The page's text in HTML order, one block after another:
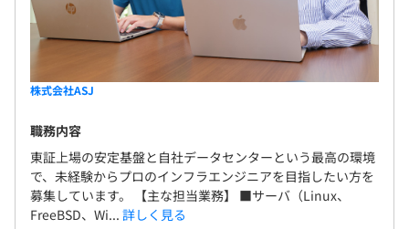
株式会社ASJ
職務内容
東証上場の安定基盤と自社データセンターという最高の環境
で、未経験からプロのインフラエンジニアを目指したい方を
募集しています。 【主な担当業務】 ■サーバ（Linux、
FreeBSD、Wi... 詳しく見る